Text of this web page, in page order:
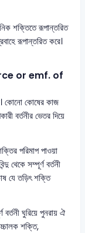
শক্তিতে রূপান্তরিত
রূপান্তরিত করে।
or emf. of
কোনো কোষের কাজ
বর্তনীর ভেতর দিয়ে
পরিমাপ পাওয়া
থেকে সম্পূর্ণ বর্তনী
যে তড়িৎ শক্তি
ঘুরিয়ে পুনরায় ঐ
শক্তি,